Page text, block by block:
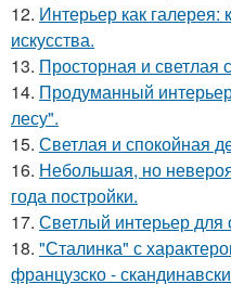
12. Интерьер как галерея:
искусства.
13. Просторная и светлая
14. Продуманный
лесу".
15. Светлая и спокойная
16. Небольшая, но
года постройки.
17. Светлый интерьер для
18. "Сталинка" с
французско -